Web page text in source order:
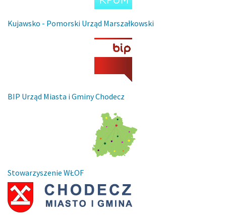
Kujawsko - Pomorski Urząd Marszałkowski
BIP Urząd Miasta i Gminy Chodecz
Stowarzyszenie WŁOF